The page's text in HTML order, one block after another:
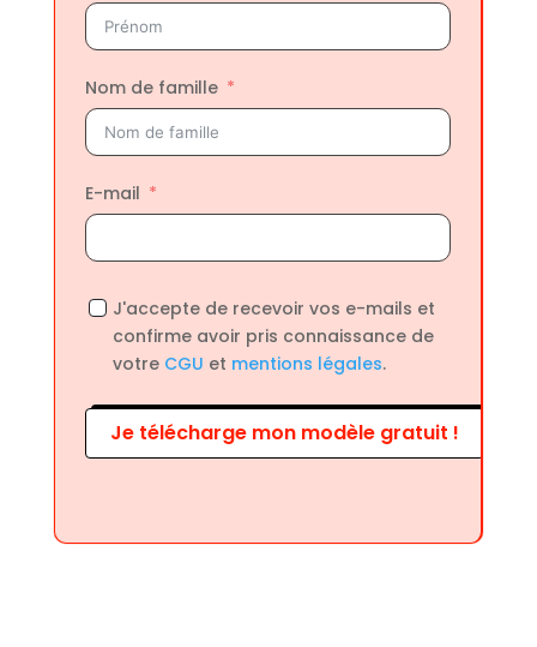
Nom de famille
E-mail
J'accepte de recevoir vos e-mails et
confirme avoir pris connaissance de
votre CGU et mentions légales.
Je télécharge mon modèle gratuit !